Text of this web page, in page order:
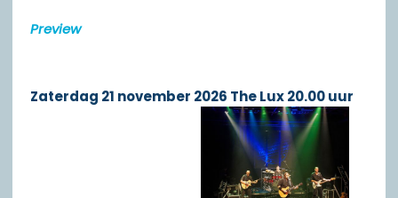
Preview
Zaterdag 21 november 2026 The Lux 20.00 uur